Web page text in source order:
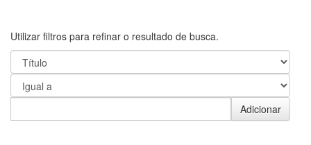
Utilizar filtros para refinar o resultado de busca.